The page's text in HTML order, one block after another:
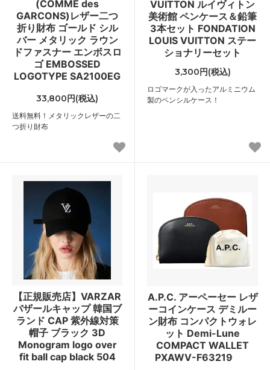
(COMME des
GARCONS)レザー二つ
折り財布 ゴールド シル
バー メタリック ラウン
ドファスナー エンボスロ
ゴ EMBOSSED
LOGOTYPE SA2100EG
33,800円(税込)
送料無料！メタリックレザーの二
つ折り財布
VUITTON ルイヴィトン
美術館 ペンケース＆鉛筆
3本セット FONDATION
LOUIS VUITTON ステー
ショナリーセット
3,300円(税込)
ロゴマークが入ったアルミニウム
製のペンシルケース！
【正規販売店】VARZAR
バザールキャップ 韓国ブ
ランド CAP 紫外線対策
帽子 ブラック 3D
Monogram logo over
fit ball cap black 504
A.P.C. アーペーセー レザ
ーコインケース デミルー
ン財布 コンパクトウォレ
ット Demi-Lune
COMPACT WALLET
PXAWV-F63219